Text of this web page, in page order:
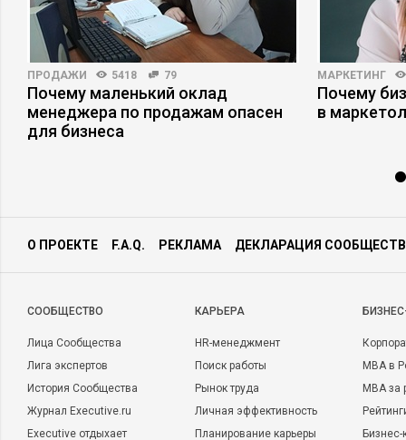
ПРОДАЖИ 5418 79
Почему маленький оклад
менеджера по продажам опасен
для бизнеса
МАРКЕТИНГ
Почему
в
О ПРОЕКТЕ F.A.Q. РЕКЛАМА ДЕКЛАРАЦИЯ
CООБЩЕСТВО
Лица Сообщества
Лига экспертов
История Сообщества
Журнал Executive.ru
Executive отдыхает
КАРЬЕРА
HR-менеджмент
Поиск работы
Рынок труда
Личная эффективность
Планирование карьеры
MBA в
MBA
Бизнес-